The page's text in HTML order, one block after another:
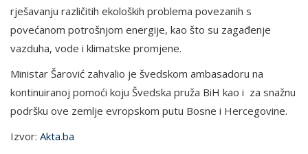
rješavanju različitih ekoloških problema povezanih s
povećanom potrošnjom energije, kao što su zagađenje
vazduha, vode i klimatske promjene.
Ministar Šarović zahvalio je švedskom ambasadoru na
kontinuiranoj pomoći koju Švedska pruža BiH kao i za snažnu
podršku ove zemlje evropskom putu Bosne i Hercegovine.
Izvor: Akta.ba